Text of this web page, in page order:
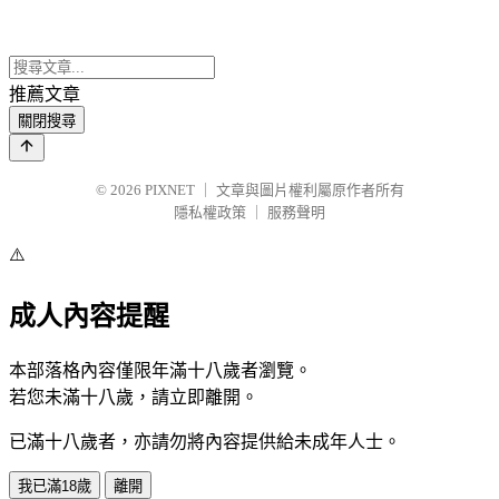
推薦文章
關閉搜尋
© 2026 PIXNET
文章與圖片權利屬原作者所有
隱私權政策
服務聲明
⚠️
成人內容提醒
本部落格內容僅限年滿十八歲者瀏覽。
若您未滿十八歲，請立即離開。
已滿十八歲者，亦請勿將內容提供給未成年人士。
我已滿18歲 離開